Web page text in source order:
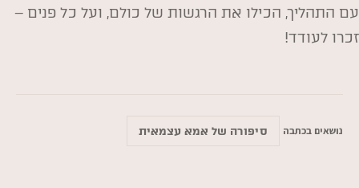
עם התהליך, הכילו את הרגשות של כולם, ועל כל פנים –
זכרו לעודד!
נושאים בכתבה סיפורה של אמא עצמאית